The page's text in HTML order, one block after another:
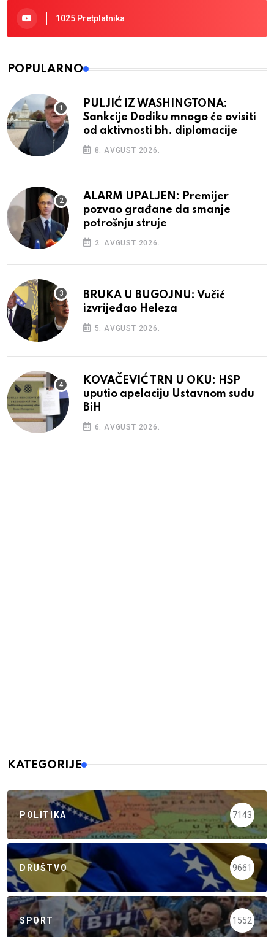
1025 Pretplatnika
POPULARNO
PULJIĆ IZ WASHINGTONA:
Sankcije Dodiku mnogo će ovisiti
od aktivnosti bh. diplomacije
8. AVGUST 2026.
ALARM UPALJEN: Premijer
pozvao građane da smanje
potrošnju struje
2. AVGUST 2026.
BRUKA U BUGOJNU: Vučić
izvrijeđao Heleza
5. AVGUST 2026.
KOVAČEVIĆ TRN U OKU: HSP
uputio apelaciju Ustavnom sudu
BiH
6. AVGUST 2026.
KATEGORIJE
POLITIKA 7143
DRUŠTVO 9661
SPORT 1552